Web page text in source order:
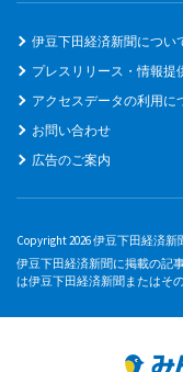
伊豆下田経済新聞につい
プレスリリース・情報提
アクセスデータの利用に
お問い合わせ
広告のご案内
Copyright 2026 伊豆下田経済
伊豆下田経済新聞に掲載の記
は伊豆下田経済新聞またはそ